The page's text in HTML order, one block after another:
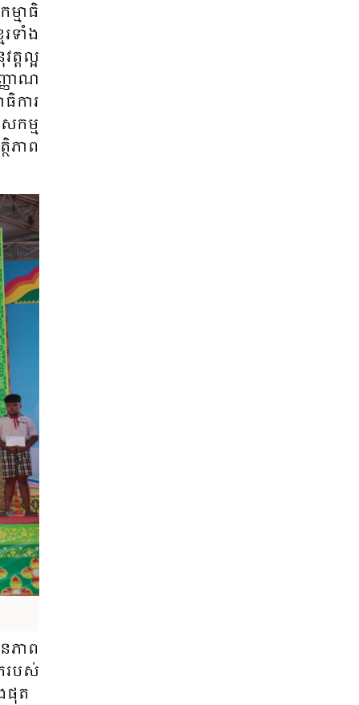
មាធិ​
ទាំង​
ត​ល្អ​
ញាណ​
ការ​
កម្ម​
ភាព​
ភាព​
របស់​
ផុត​